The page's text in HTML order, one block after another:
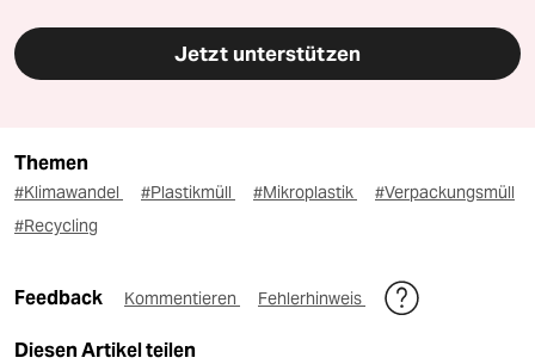
Jetzt unterstützen
Themen
#Klimawandel #Plastikmüll #Mikroplastik
#Verpackungsmüll
#Recycling
Feedback Kommentieren Fehlerhinweis
Diesen Artikel teilen